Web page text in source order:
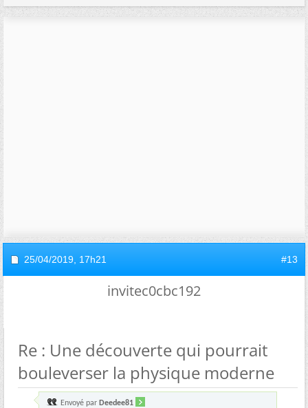
25/04/2019, 17h21 #13
invitec0cbc192
Re : Une découverte qui pourrait
bouleverser la physique moderne
Envoyé par Deedee81